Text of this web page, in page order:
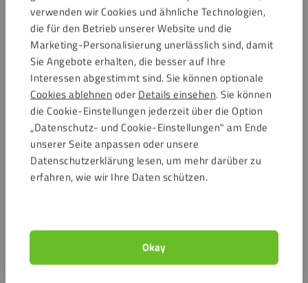
verwenden wir Cookies und ähnliche Technologien,
die für den Betrieb unserer Website und die
Marketing-Personalisierung unerlässlich sind, damit
Sie Angebote erhalten, die besser auf Ihre
Interessen abgestimmt sind. Sie können optionale
Cookies ablehnen oder Details einsehen. Sie können
die Cookie-Einstellungen jederzeit über die Option
„Datenschutz- und Cookie-Einstellungen" am Ende
unserer Seite anpassen oder unsere
Datenschutzerklärung lesen, um mehr darüber zu
erfahren, wie wir Ihre Daten schützen.
Okay
Häufig gestellte Fragen zu Fixxerss Super
Glue
Wie schnell trocknet Fixxerss Super Glue?
Welche Sicherheitsmaßnahmen muss ich bei
Fixxerss Super Glue beachten?
Auf welchen Materialien funktioniert Fixxerss Super